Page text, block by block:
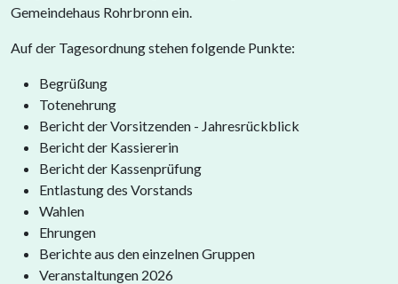
Gemeindehaus Rohrbronn ein.
Auf der Tagesordnung stehen folgende Punkte:
Begrüßung
Totenehrung
Bericht der Vorsitzenden - Jahresrückblick
Bericht der Kassiererin
Bericht der Kassenprüfung
Entlastung des Vorstands
Wahlen
Ehrungen
Berichte aus den einzelnen Gruppen
Veranstaltungen 2026